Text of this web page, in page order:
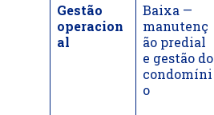
Gestão
operacion
al
Baixa —
manutenç
ão predial
e gestão do
condomíni
o